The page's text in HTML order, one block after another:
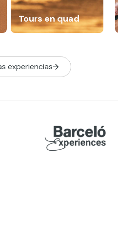
Tours en quad
experiencias